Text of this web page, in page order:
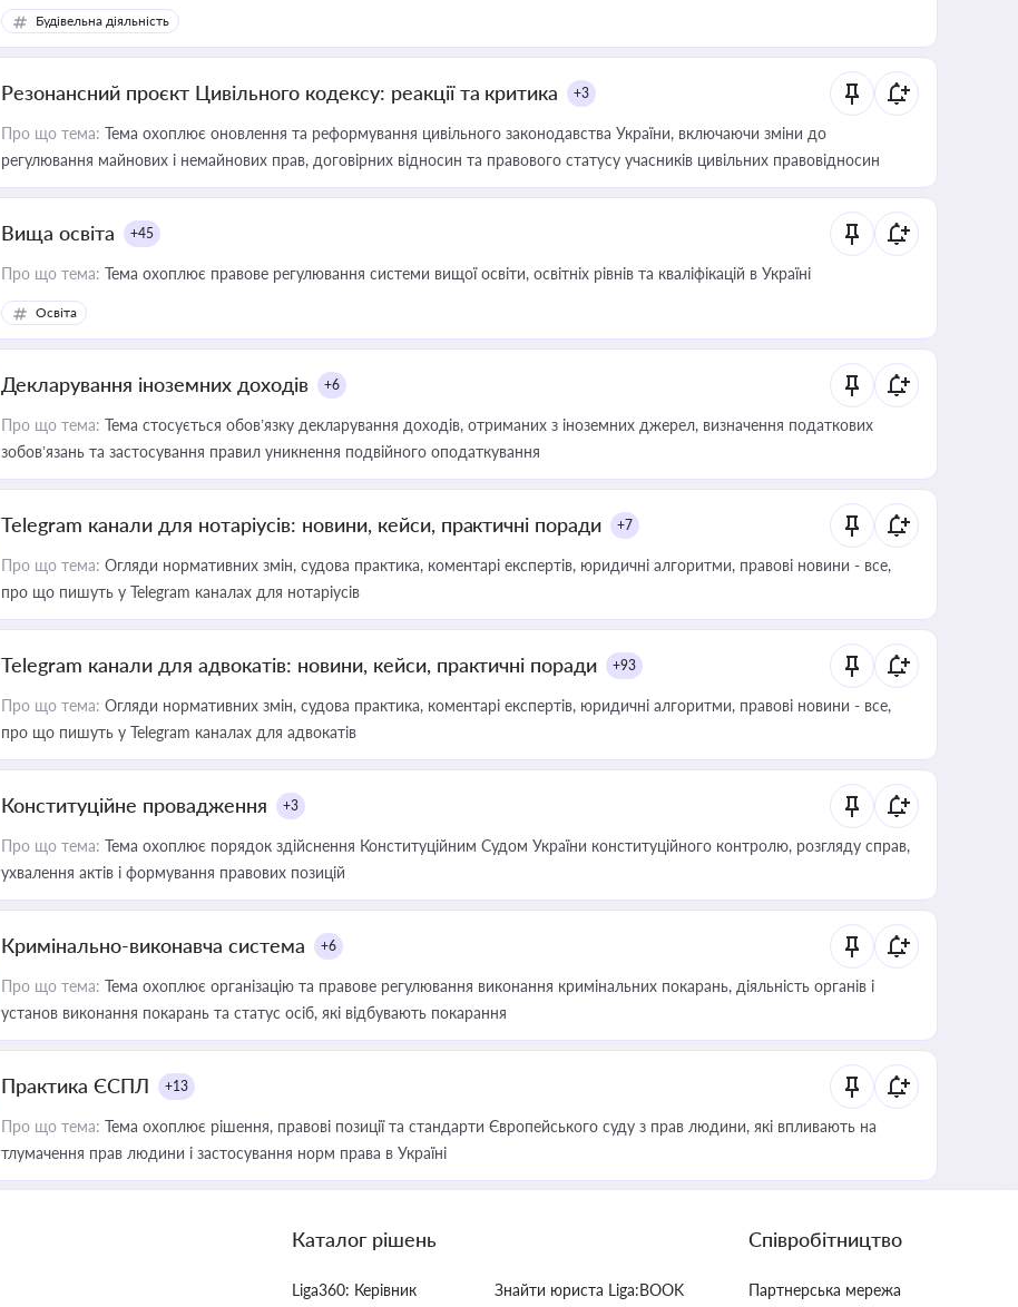
Будівельна діяльність
Резонансний проєкт Цивільного кодексу: реакції та критика +3
Про що тема: Тема охоплює оновлення та реформування цивільного законодавства України, включаючи зміни до
регулювання майнових і немайнових прав, договірних відносин та правового статусу учасників цивільних правовідносин
Вища освіта +45
Про що тема: Тема охоплює правове регулювання системи вищої освіти, освітніх рівнів та кваліфікацій в Україні
Освіта
Декларування іноземних доходів +6
Про що тема: Тема стосується обов’язку декларування доходів, отриманих з іноземних джерел, визначення податкових
зобов’язань та застосування правил уникнення подвійного оподаткування
Telegram канали для нотаріусів: новини, кейси, практичні поради +7
Про що тема: Огляди нормативних змін, судова практика, коментарі експертів, юридичні алгоритми, правові новини - все,
про що пишуть у Telegram каналах для нотаріусів
Telegram канали для адвокатів: новини, кейси, практичні поради +93
Про що тема: Огляди нормативних змін, судова практика, коментарі експертів, юридичні алгоритми, правові новини - все,
про що пишуть у Telegram каналах для адвокатів
Конституційне провадження +3
Про що тема: Тема охоплює порядок здійснення Конституційним Судом України конституційного контролю, розгляду справ,
ухвалення актів і формування правових позицій
Кримінально-виконавча система +6
Про що тема: Тема охоплює організацію та правове регулювання виконання кримінальних покарань, діяльність органів і
установ виконання покарань та статус осіб, які відбувають покарання
Практика ЄСПЛ +13
Про що тема: Тема охоплює рішення, правові позиції та стандарти Європейського суду з прав людини, які впливають на
тлумачення прав людини і застосування норм права в Україні
Каталог рішень
Liga360: Керівник Знайти юриста Liga:BOOK
Співробітництво
Партнерська мережа